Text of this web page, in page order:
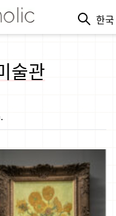
한국
술관